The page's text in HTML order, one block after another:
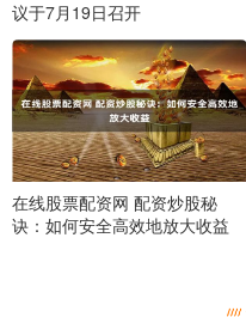
议于7月19日召开
在线股票配资网 配资炒股秘
诀：如何安全高效地放大收益